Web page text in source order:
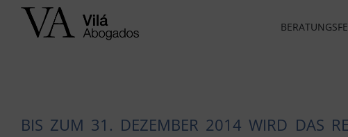
BIS ZUM 31. DEZEMBER 2014 WIRD DAS